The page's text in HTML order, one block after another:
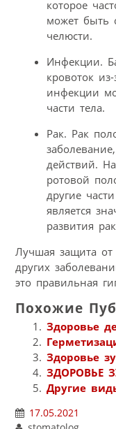
которое
может быть
челюсти.
Инфекции.
кровоток
инфекции
части тела.
Рак. Рак
действий.
ротовой
другие
является
развития
Лучшая защита
других
это правильная
Похожие
Здоровье
Здоровье
ЗДОРОВЬЕ
Другие
17.05.2021